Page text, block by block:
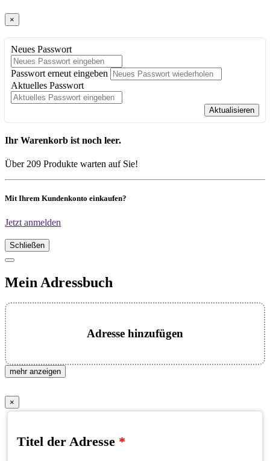
×
Neues Passwort
Passwort erneut eingeben
Aktuelles Passwort
Aktualisieren
Ihr Warenkorb ist noch leer.
Über 209 Produkte warten auf Sie!
Mit Ihrem Kundenkonto einkaufen?
Jetzt anmelden
Schließen
Mein Adressbuch
Adresse hinzufügen
mehr anzeigen
×
Titel der Adresse *